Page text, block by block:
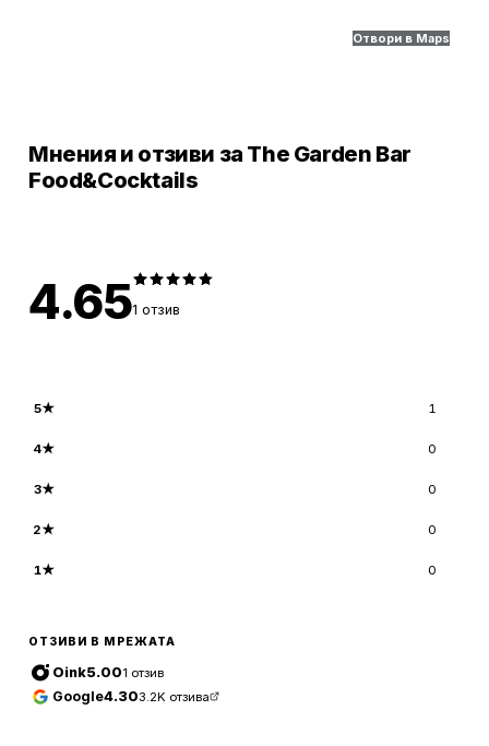
Отвори в Maps
Мнения и отзиви за The Garden Bar
Food&Cocktails
4.651 отзив
5★ 1
4★ 0
3★ 0
2★ 0
1★ 0
ОТЗИВИ В МРЕЖАТА
Oink5.001 отзив
Google4.303.2K отзива